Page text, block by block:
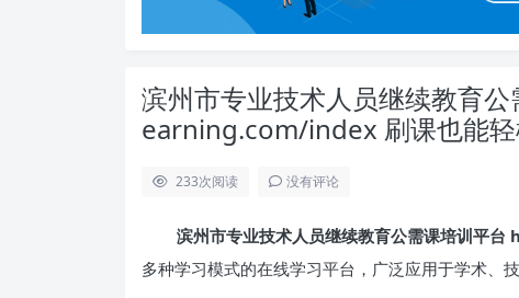
滨州市专业技术人员继续教育
earning.com/index 刷课也能
233次阅读 没有评论
滨州市专业技术人员继续教育公需课培训
多种学习模式的在线学习平台，广泛应用于学术、